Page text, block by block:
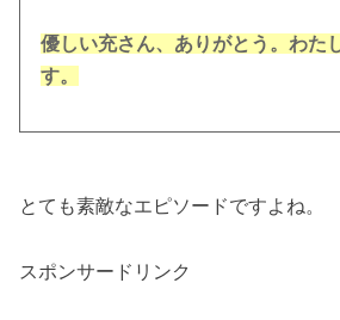
優しい充さん、ありがとう。わた
す。
とても素敵なエピソードですよね。
スポンサードリンク